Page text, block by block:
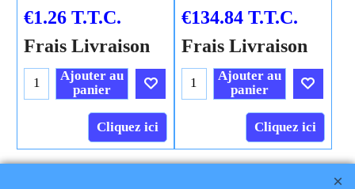
€1.26 T.T.C.
Frais Livraison
Ajouter au
panier
Cliquez ici
€134.84 T.T.C.
Frais Livraison
Ajouter au
panier
Cliquez ici